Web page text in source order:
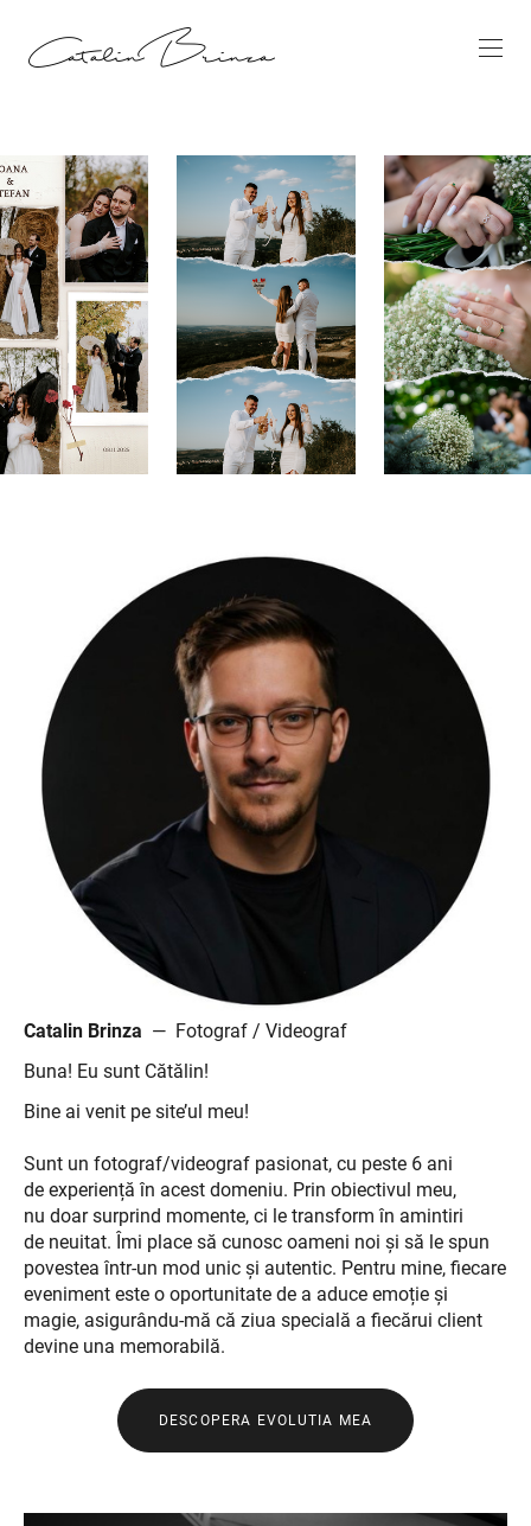
Catalin Brinza — Fotograf / Videograf
Buna! Eu sunt Cătălin!
Bine ai venit pe site’ul meu!
Sunt un fotograf/videograf pasionat, cu peste 6 ani
de experiență în acest domeniu. Prin obiectivul meu,
nu doar surprind momente, ci le transform în amintiri
de neuitat. Îmi place să cunosc oameni noi și să le spun
povestea într-un mod unic și autentic. Pentru mine, fiecare
eveniment este o oportunitate de a aduce emoție și
magie, asigurându-mă că ziua specială a fiecărui client
devine una memorabilă.
DESCOPERA EVOLUTIA MEA